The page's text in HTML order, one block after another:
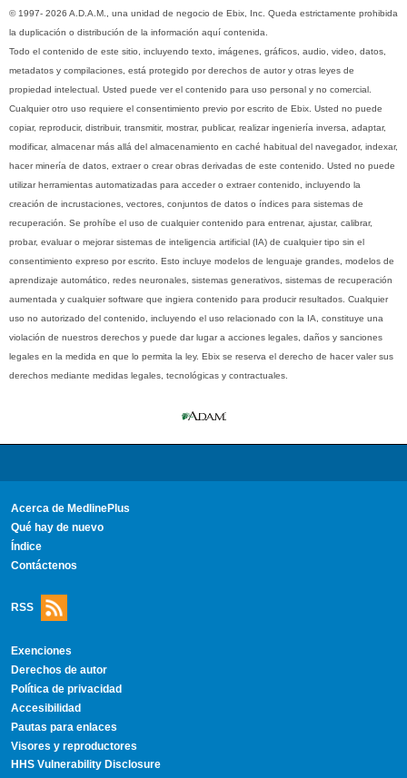
© 1997- 2026 A.D.A.M., una unidad de negocio de Ebix, Inc. Queda estrictamente prohibida
la duplicación o distribución de la información aquí contenida.
Todo el contenido de este sitio, incluyendo texto, imágenes, gráficos, audio, video, datos,
metadatos y compilaciones, está protegido por derechos de autor y otras leyes de
propiedad intelectual. Usted puede ver el contenido para uso personal y no comercial.
Cualquier otro uso requiere el consentimiento previo por escrito de Ebix. Usted no puede
copiar, reproducir, distribuir, transmitir, mostrar, publicar, realizar ingeniería inversa, adaptar,
modificar, almacenar más allá del almacenamiento en caché habitual del navegador, indexar,
hacer minería de datos, extraer o crear obras derivadas de este contenido. Usted no puede
utilizar herramientas automatizadas para acceder o extraer contenido, incluyendo la
creación de incrustaciones, vectores, conjuntos de datos o índices para sistemas de
recuperación. Se prohíbe el uso de cualquier contenido para entrenar, ajustar, calibrar,
probar, evaluar o mejorar sistemas de inteligencia artificial (IA) de cualquier tipo sin el
consentimiento expreso por escrito. Esto incluye modelos de lenguaje grandes, modelos de
aprendizaje automático, redes neuronales, sistemas generativos, sistemas de recuperación
aumentada y cualquier software que ingiera contenido para producir resultados. Cualquier
uso no autorizado del contenido, incluyendo el uso relacionado con la IA, constituye una
violación de nuestros derechos y puede dar lugar a acciones legales, daños y sanciones
legales en la medida en que lo permita la ley. Ebix se reserva el derecho de hacer valer sus
derechos mediante medidas legales, tecnológicas y contractuales.
Acerca de MedlinePlus
Qué hay de nuevo
Índice
Contáctenos
RSS
Exenciones
Derechos de autor
Política de privacidad
Accesibilidad
Pautas para enlaces
Visores y reproductores
HHS Vulnerability Disclosure